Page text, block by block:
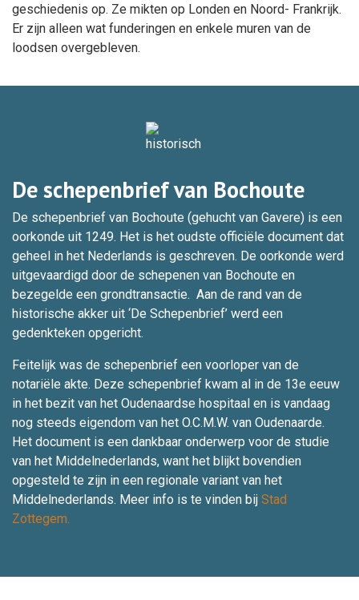
geschiedenis op. Ze mikten op Londen en Noord- Frankrijk.
Er zijn alleen wat funderingen en enkele muren van de
loodsen overgebleven.
De schepenbrief van Bochoute
De schepenbrief van Bochoute (gehucht van Gavere) is een
oorkonde uit 1249. Het is het oudste officiële document dat
geheel in het Nederlands is geschreven. De oorkonde werd
uitgevaardigd door de schepenen van Bochoute en
bezegelde een grondtransactie. Aan de rand van de
historische akker uit ‘De Schepenbrief’ werd een
gedenkteken opgericht.
Feitelijk was de schepenbrief een voorloper van de
notariële akte. Deze schepenbrief kwam al in de 13e eeuw
in het bezit van het Oudenaardse hospitaal en is vandaag
nog steeds eigendom van het O.C.M.W. van Oudenaarde.
Het document is een dankbaar onderwerp voor de studie
van het Middelnederlands, want het blijkt bovendien
opgesteld te zijn in een regionale variant van het
Middelnederlands. Meer info is te vinden bij Stad
Zottegem.